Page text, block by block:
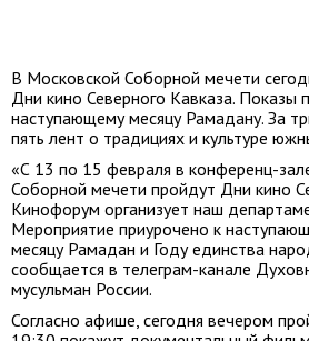
В Московской Соборной мечети
Дни кино Северного Кавказа. Показы
наступающему месяцу Рамадану. За
пять лент о традициях и культуре
«С 13 по 15 февраля в конференц-
Соборной мечети пройдут Дни кино
Кинофорум организует наш
Мероприятие приурочено к
месяцу Рамадан и Году единства
сообщается в телеграм-канале
мусульман России.
Согласно афише, сегодня вечером